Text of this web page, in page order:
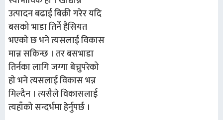
उत्पादन बढाई बिक्री गरेर यदि
बसको भाडा तिर्ने हैसियत
भएको छ भने त्यसलाई विकास
मान्न सकिन्छ । तर बसभाडा
तिर्नका लागि जग्गा बेच्नुपरेको
हो भने त्यसलाई विकास भन्न
मिल्दैन । त्यसैले विकासलाई
त्यहाँको सन्दर्भमा हेर्नुपर्छ ।